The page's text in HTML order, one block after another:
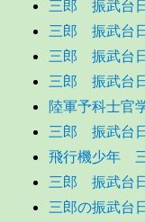
三郎 振武台
三郎 振武台
三郎 振武台
三郎 振武台
陸軍予科士官
三郎 振武台
飛行機少年
三郎 振武台
三郎の振武